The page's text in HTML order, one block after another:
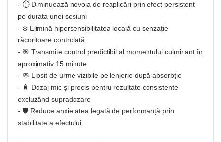
- ⏱️ Diminuează nevoia de reaplicări prin efect persistent
pe durata unei sesiuni
- ❄️ Elimină hipersensibilitatea locală cu senzație
răcoritoare controlată
- 🎯 Transmite control predictibil al momentului culminant în
aproximativ 15 minute
- 🧼 Lipsit de urme vizibile pe lenjerie după absorbție
- 🧴 Dozaj mic și precis pentru rezultate consistente
excluzând supradozare
- 🛡️ Reduce anxietatea legată de performanță prin
stabilitate a efectului